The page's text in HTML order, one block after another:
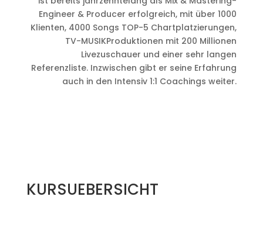
Engineer & Producer erfolgreich, mit über 1000
Klienten, 4000 Songs TOP-5 Chartplatzierungen,
TV-MUSIKProduktionen mit 200 Millionen
Livezuschauer und einer sehr langen
Referenzliste. Inzwischen gibt er seine Erfahrung
auch in den Intensiv 1:1 Coachings weiter.
KURSUEBERSICHT